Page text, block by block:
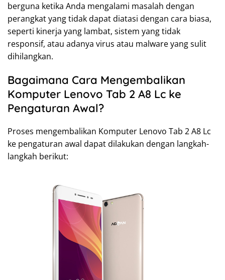
berguna ketika Anda mengalami masalah dengan
perangkat yang tidak dapat diatasi dengan cara biasa,
seperti kinerja yang lambat, sistem yang tidak
responsif, atau adanya virus atau malware yang sulit
dihilangkan.
Bagaimana Cara Mengembalikan
Komputer Lenovo Tab 2 A8 Lc ke
Pengaturan Awal?
Proses mengembalikan Komputer Lenovo Tab 2 A8 Lc
ke pengaturan awal dapat dilakukan dengan langkah-
langkah berikut: